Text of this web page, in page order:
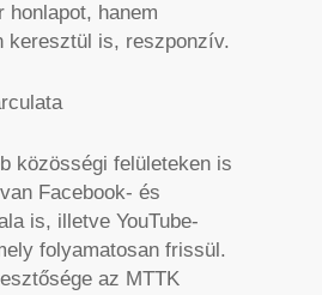
honlapot, hanem
keresztül is, reszponzív.
közösségi felületeken is
Facebook- és
is, illetve YouTube-
folyamatosan frissül.
az MTTK